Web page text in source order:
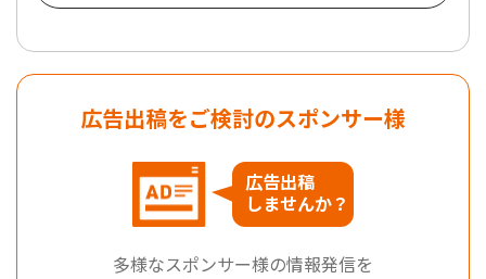
広告出稿をご検討のスポンサー様
広告出稿
しませんか？
多様なスポンサー様の情報発信を